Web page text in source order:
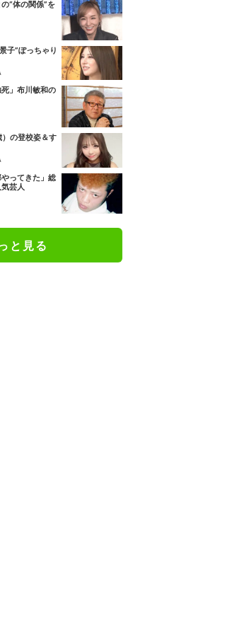
“体の関係”を
子”ぽっちゃり
死」布川敏和の
の登校姿＆す
やってきた」総
芸人
と見る